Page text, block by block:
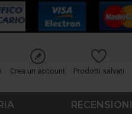
Crea un account Prodotti salvati
RECENSIONI